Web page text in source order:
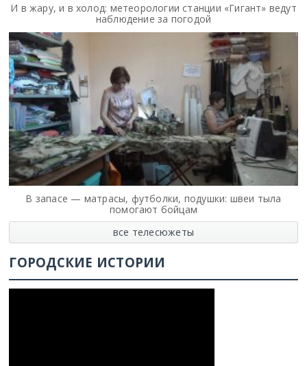
И в жару, и в холод: метеорологии станции «Гигант» ведут
наблюдение за погодой
В запасе — матрасы, футболки, подушки: швеи тыла
помогают бойцам
все телесюжеты
ГОРОДСКИЕ ИСТОРИИ